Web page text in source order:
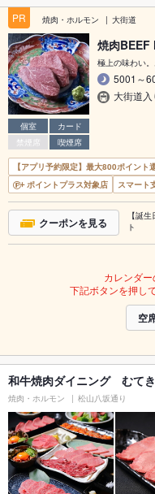
PR 焼肉・ホルモン 大街道
個室
カード
禁煙席
喫煙席
焼肉
極上の味わい。
5001～
大街道
【アプリ予約限定】最大800ポイント
ポイントプラス対象店
スマート
クーポンを見る
【誕
ト
カレンダー
下記ボタンを押し
空
和牛焼肉ダイニング むて
焼肉・ホルモン 松山八坂通り